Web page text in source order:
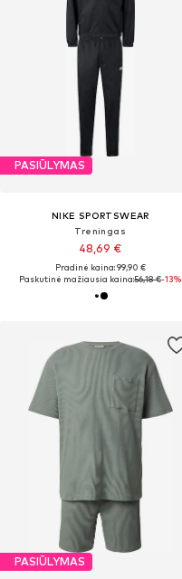
PASIŪLYMAS
NIKE SPORTSWEAR
Treningas
48,69 €
Pradinė kaina: 99,90 €
Paskutinė mažiausia kaina:56,18 €-13%
PASIŪLYMAS